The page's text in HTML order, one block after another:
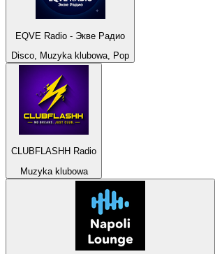
EQVE Radio - Экве Радио
Disco, Muzyka klubowa, Pop
CLUBFLASHH Radio
Muzyka klubowa